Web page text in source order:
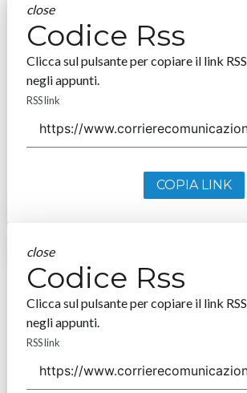
close
Codice Rss
Clicca sul pulsante per copiare il link RSS
negli appunti.
RSS link
COPIA LINK
close
Codice Rss
Clicca sul pulsante per copiare il link RSS
negli appunti.
RSS link